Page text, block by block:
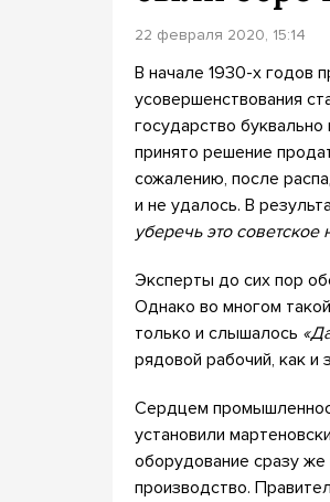
22 февраля 2020, 15:14
В начале 1930-х годов
усовершенствования
государство буквально
принято решение
сожалению, после
и не удалось. В
уберечь это советское
Эксперты до сих пор
Однако во многом
только и слышалось
рядовой рабочий, как и
Сердцем
установили
оборудование сразу
производство.